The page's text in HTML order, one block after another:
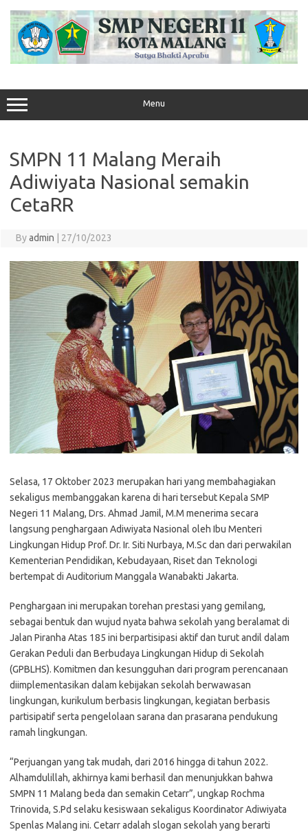
content
Menu
SMPN 11 Malang Meraih
Adiwiyata Nasional semakin
CetaRR
Byadmin 27/10/2023
Selasa, 17 Oktober 2023 merupakan hari yang membahagiakan
sekaligus membanggakan karena di hari tersebut Kepala SMP
Negeri 11 Malang, Drs. Ahmad Jamil, M.M menerima secara
langsung penghargaan Adiwiyata Nasional oleh Ibu Menteri
Lingkungan Hidup Prof. Dr. Ir. Siti Nurbaya, M.Sc dan dari perwakilan
Kementerian Pendidikan, Kebudayaan, Riset dan Teknologi
bertempat di Auditorium Manggala Wanabakti Jakarta.
Penghargaan ini merupakan torehan prestasi yang gemilang,
sebagai bentuk dan wujud nyata bahwa sekolah yang beralamat di
Jalan Piranha Atas 185 ini berpartisipasi aktif dan turut andil dalam
Gerakan Peduli dan Berbudaya Lingkungan Hidup di Sekolah
(GPBLHS). Komitmen dan kesungguhan dari program perencanaan
diimplementasikan dalam kebijakan sekolah berwawasan
lingkungan, kurikulum berbasis lingkungan, kegiatan berbasis
partisipatif serta pengelolaan sarana dan prasarana pendukung
ramah lingkungan.
“Perjuangan yang tak mudah, dari 2016 hingga di tahun 2022.
Alhamdulillah, akhirnya kami berhasil dan menunjukkan bahwa
SMPN 11 Malang beda dan semakin Cetarr”, ungkap Rochma
Trinovida, S.Pd selaku kesiswaan sekaligus Koordinator Adiwiyata
Spenlas Malang ini. Cetarr adalah slogan sekolah yang berarti